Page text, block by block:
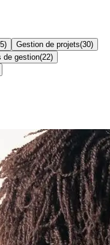
) Gestion de projets(30)
de gestion(22)